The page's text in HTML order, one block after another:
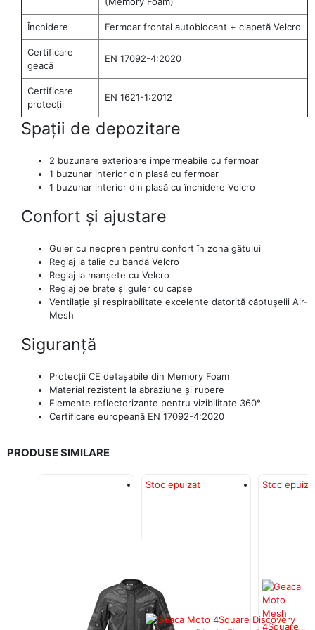
Închidere Fermoar frontal autoblocant + clapetă Velcro
Certificare
geacă
EN 17092-4:2020
Certificare
protecții
EN 1621-1:2012
Spații de depozitare
2 buzunare exterioare impermeabile cu fermoar
1 buzunar interior din plasă cu fermoar
1 buzunar interior din plasă cu închidere Velcro
Confort și ajustare
Guler cu neopren pentru confort în zona gâtului
Reglaj la talie cu bandă Velcro
Reglaj la manșete cu Velcro
Reglaj pe brațe și guler cu capse
Ventilație și respirabilitate excelente datorită căptușelii Air-
Mesh
Siguranță
Protecții CE detașabile din Memory Foam
Material rezistent la abraziune și rupere
Elemente reflectorizante pentru vizibilitate 360°
Certificare europeană EN 17092-4:2020
PRODUSE SIMILARE
Stoc epuizat Stoc